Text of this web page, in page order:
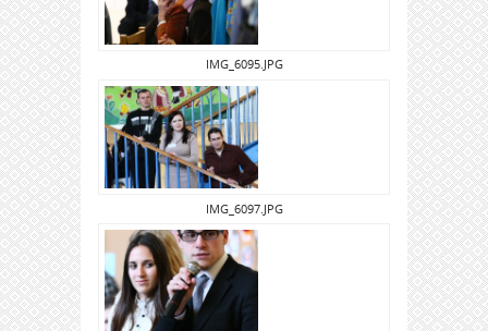
IMG_6095.JPG
IMG_6097.JPG